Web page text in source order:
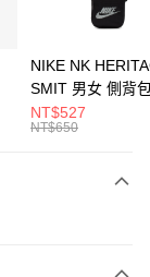
NIKE NK
SMIT 男女 側背
BA5871010
NT$527
NT$650